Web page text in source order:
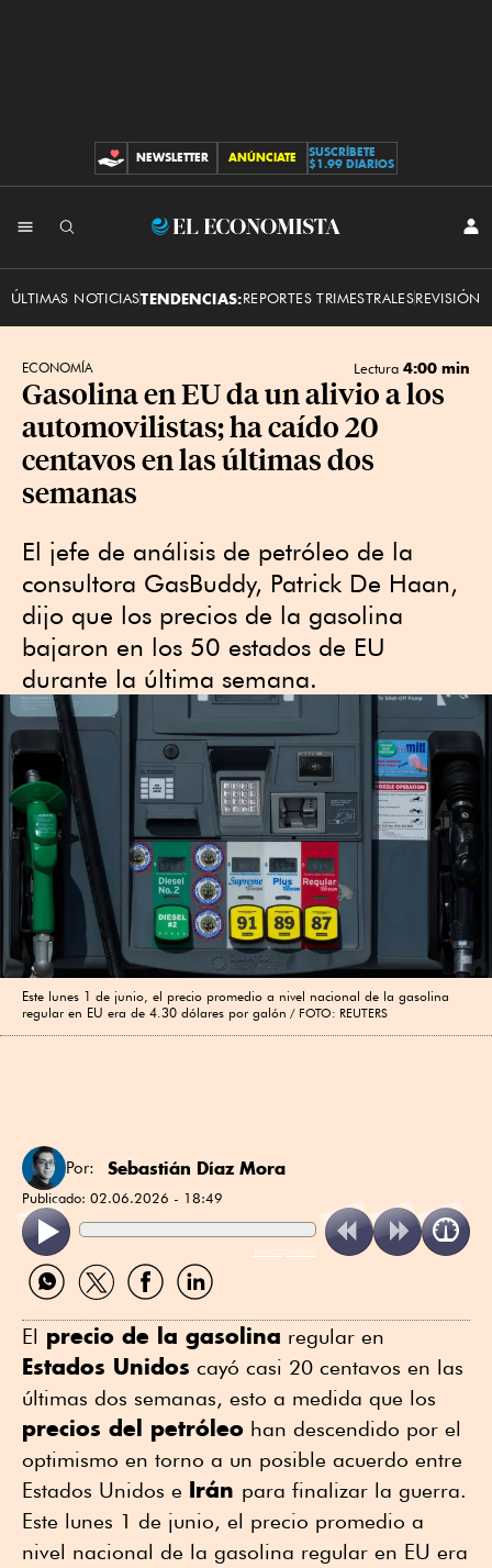
CONTRIBUCIONES
NEWSLETTER ANÚNCIATE
SUSCRÍBETE
$1.99 DIARIOS
El
ÚLTIMAS NOTICIASTENDENCIAS:REPORTES TRIMESTRALESREVISIÓN
ECONOMÍA Lectura 4:00 min
Gasolina en EU da un alivio a los
automovilistas; ha caído 20
centavos en las últimas dos
semanas
El jefe de análisis de petróleo de la
consultora GasBuddy, Patrick De Haan,
dijo que los precios de la gasolina
bajaron en los 50 estados de EU
durante la última semana.
Este lunes 1 de junio, el precio promedio a nivel nacional de la gasolina
regular en EU era de 4.30 dólares por galón
FOTO: REUTERS
Por: Sebastián Díaz Mora
Publicado: 02.06.2026 - 18:49
ReadSpeaker
Compartir
por
Compartir
por
Compartir
por
Compartir
por
El precio de la gasolina regular en
Estados Unidos cayó casi 20 centavos en las
últimas dos semanas, esto a medida que los
precios del petróleo han descendido por el
optimismo en torno a un posible acuerdo entre
Estados Unidos e Irán para finalizar la guerra.
Este lunes 1 de junio, el precio promedio a
nivel nacional de la gasolina regular en EU era